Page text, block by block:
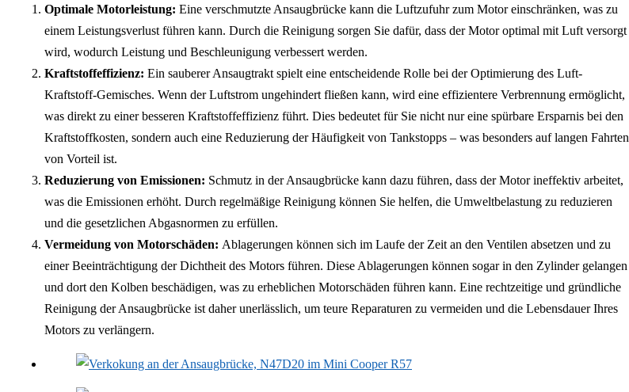
Optimale Motorleistung: Eine verschmutzte Ansaugbrücke kann die Luftzufuhr zum Motor einschränken, was zu
einem Leistungsverlust führen kann. Durch die Reinigung sorgen Sie dafür, dass der Motor optimal mit Luft versorgt
wird, wodurch Leistung und Beschleunigung verbessert werden.
Kraftstoffeffizienz: Ein sauberer Ansaugtrakt spielt eine entscheidende Rolle bei der Optimierung des Luft-
Kraftstoff-Gemisches. Wenn der Luftstrom ungehindert fließen kann, wird eine effizientere Verbrennung ermöglicht,
was direkt zu einer besseren Kraftstoffeffizienz führt. Dies bedeutet für Sie nicht nur eine spürbare Ersparnis bei den
Kraftstoffkosten, sondern auch eine Reduzierung der Häufigkeit von Tankstopps – was besonders auf langen Fahrten
von Vorteil ist.
Reduzierung von Emissionen: Schmutz in der Ansaugbrücke kann dazu führen, dass der Motor ineffektiv arbeitet,
was die Emissionen erhöht. Durch regelmäßige Reinigung können Sie helfen, die Umweltbelastung zu reduzieren
und die gesetzlichen Abgasnormen zu erfüllen.
Vermeidung von Motorschäden: Ablagerungen können sich im Laufe der Zeit an den Ventilen absetzen und zu
einer Beeinträchtigung der Dichtheit des Motors führen. Diese Ablagerungen können sogar in den Zylinder gelangen
und dort den Kolben beschädigen, was zu erheblichen Motorschäden führen kann. Eine rechtzeitige und gründliche
Reinigung der Ansaugbrücke ist daher unerlässlich, um teure Reparaturen zu vermeiden und die Lebensdauer Ihres
Motors zu verlängern.